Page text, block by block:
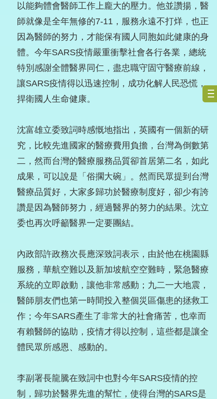
以能夠體會醫師工作上龐大的壓力。他並讚揚，醫
師就像是全年無修的7-11，服務永遠不打烊，也正
因為醫師的努力，才能保有國人同胞如此健康的身
體。今年SARS疫情嚴重衝擊社會各行各業，總統
特別感謝全體醫界同仁，盡忠職守固守醫療前線，
讓SARS疫情得以迅速控制，成功化解人民恐慌，
捍衛國人生命健康。
沈富雄立委致詞時感慨地指出，英國有一個新的研
究，比較先進國家的醫療費用負擔，台灣為倒數第
二，然而台灣的醫療服務品質卻首居第二名，如此
成果，可以說是「俗擱大碗」。然而民眾提到台灣
醫療品質好，大家多歸功於醫療制度好，卻少有誇
讚是因為醫師努力，經過醫界的努力的結果。沈立
委也再次呼籲醫界一定要團結。
內政部許政務次長應深致詞表示，由於他在桃園縣
服務，華航空難以及新加坡航空空難時，緊急醫療
系統的立即啟動，讓他非常感動；九二一大地震，
醫師朋友們也第一時間投入整個災區傷患的拯救工
作；今年SARS產生了非常大的社會痛苦，也幸而
有賴醫師的協助，疫情才得以控制，這些都是讓全
體民眾所感恩、感動的。
李副署長龍騰在致詞中也對今年SARS疫情的控
制，歸功於醫界先進的幫忙，使得台灣的SARS是